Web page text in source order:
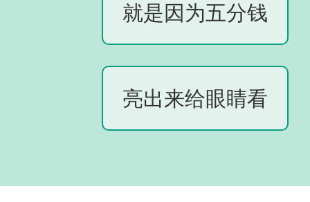
就是因为五分钱
亮出来给眼睛看